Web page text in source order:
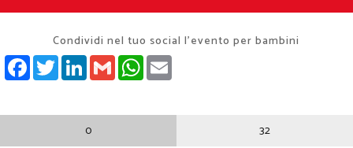
Condividi nel tuo social l'evento per bambini
FACEBOOK
TWITTERLINKEDIN
GMAILWHATSAPP
0 32